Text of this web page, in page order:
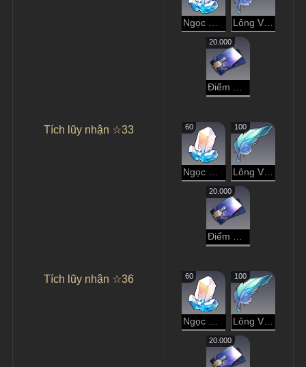
Lông Vũ Ngọc
20.000
Điểm Tín Dụng
Tích lũy nhận ☆33 60 100
Lông Vũ Ngọc
20.000
Điểm Tín Dụng
Tích lũy nhận ☆36 60 100
Lông Vũ Ngọc
20.000